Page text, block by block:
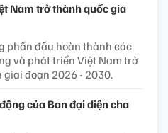
Nam trở thành quốc gia
phấn đấu hoàn thành các
và phát triển Việt Nam trở
đoạn 2026 - 2030.
của Ban đại diện cha